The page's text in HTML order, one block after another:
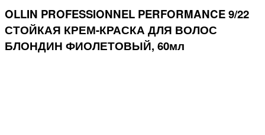
OLLIN PROFESSIONNEL PERFORMANCE 9/22
СТОЙКАЯ КРЕМ-КРАСКА ДЛЯ ВОЛОС
БЛОНДИН ФИОЛЕТОВЫЙ, 60мл